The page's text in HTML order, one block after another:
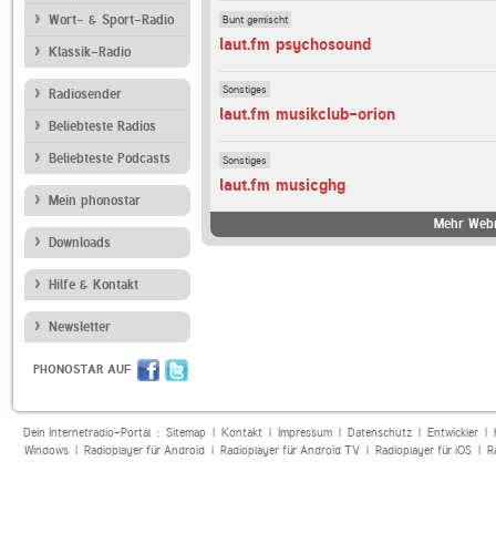
Wort- & Sport-Radio
Klassik-Radio
Radiosender
Beliebteste Radios
Beliebteste Podcasts
Mein phonostar
Downloads
Hilfe & Kontakt
Newsletter
PHONOSTAR AUF
Bunt gemischt
laut.fm psychosound
Sonstiges
laut.fm musikclub-orion
Sonstiges
laut.fm musicghg
Mehr
Dein Internetradio-Portal : Sitemap| Kontakt| Impressum| Datenschutz| Entwickler|
Windows| Radioplayer für Android| Radioplayer für Android TV| Radioplayer für iOS|